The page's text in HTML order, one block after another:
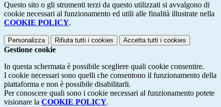
Questo sito o gli strumenti terzi da questo utilizzati si avvalgono di
cookie necessari al funzionamento ed utili alle finalità illustrate nella
COOKIE POLICY.
Personalizza Rifiuta tutti i cookies Accetta tutti i cookies
Gestione cookie
In questa schermata è possibile scegliere quali cookie consentire.
I cookie necessari sono quelli che consentono il funzionamento della
piattaforma e non è possibile disabilitarli.
Per conoscere quali sono i cookie necessari al funzionamento potete
visionare la COOKIE POLICY.